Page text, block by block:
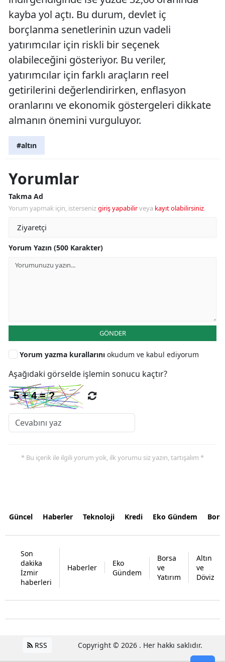
kayba yol açtı. Bu durum, devlet iç
borçlanma senetlerinin uzun vadeli
yatırımcılar için riskli bir seçenek
olabileceğini gösteriyor. Bu veriler,
yatırımcılar için farklı araçların reel
getirilerini değerlendirirken, enflasyon
oranlarını ve ekonomik göstergeleri dikkate
almanın önemini vurguluyor.
#altın
Yorumlar
Takma Ad
Yorum yapmak için, istersenizgiriş yapabilirveya kayıt olabilirsiniz.
Yorum Yazın (500 Karakter)
GÖNDER
Yorum yazma kurallarını okudum ve kabul ediyorum
Aşağıdaki görselde işlemin sonucu kaçtır?
* Bu içerik ile ilgili yorum yok, ilk yorumu siz yazın, tartışalım *
Güncel Haberler Teknoloji Kredi Eko Gündem
Son
dakika
İzmir
haberleri
Haberler
Eko
Gündem
Borsa
ve
Yatırım
Altın
ve
Döviz
RSS Copyright © 2026 . Her hakkı saklıdır.